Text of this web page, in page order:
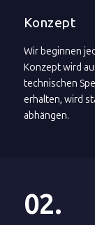
Konzept
Wir beginnen
Konzept wird
technischen
erhalten, wird
abhängen.
02.